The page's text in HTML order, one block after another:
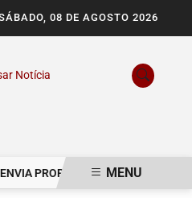
08 DE AGOSTO 2026
Notícia
PROPOSTA AO GRÊMIO PARA
MENU